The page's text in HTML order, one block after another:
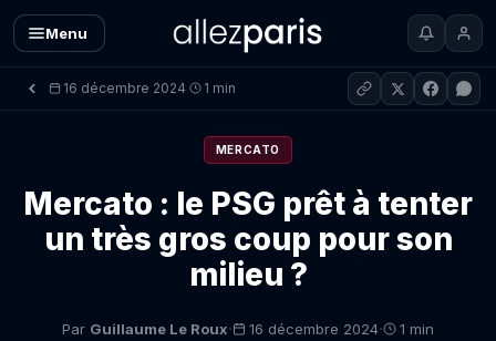
Menu
16 décembre 2024· 1 min
MERCATO
Mercato : le PSG prêt à tenter
un très gros coup pour son
milieu ?
Par Guillaume Le Roux· 16 décembre 2024· 1 min